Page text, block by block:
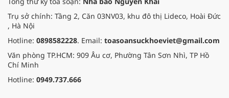
Trụ sở chính: Tầng 2, Căn 03NV03, khu đô thị Lideco, Hoài Đức
, Hà Nội
Hotline: 0898582228. Email: toasoansuckhoeviet@gmail.com
Văn phòng TP.HCM: 909 Âu cơ, Phường Tân Sơn Nhì, TP Hồ
Chí Minh
Hotline: 0949.737.666